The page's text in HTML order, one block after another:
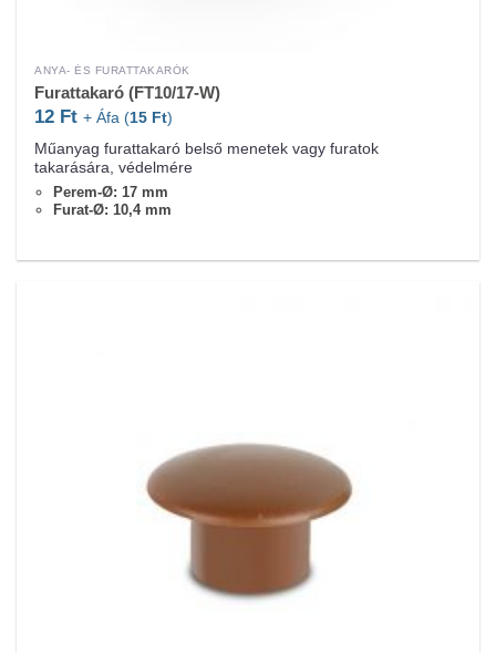
ANYA- ÉS FURATTAKARÓK
Furattakaró (FT10/17-W)
12 Ft + Áfa (15 Ft)
Műanyag furattakaró belső menetek vagy furatok
takarására, védelmére
Perem-Ø: 17 mm
Furat-Ø: 10,4 mm